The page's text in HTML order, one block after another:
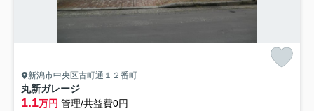
新潟市中央区古町通１２番町
丸新ガレージ
1.1万円 管理/共益費0円